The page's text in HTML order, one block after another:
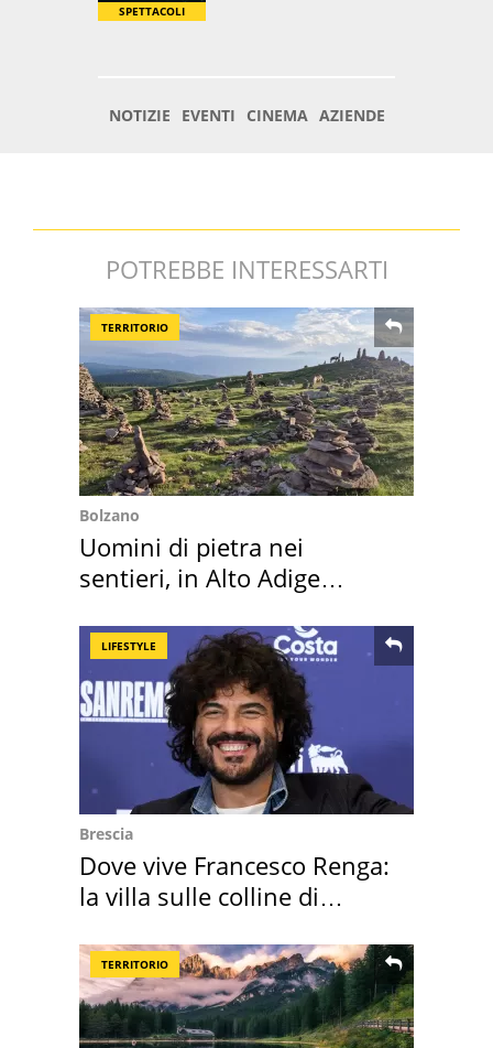
POTREBBE INTERESSARTI
TERRITORIO
Bolzano
Uomini di pietra nei
sentieri, in Alto Adige
LIFESTYLE
Brescia
Dove vive Francesco Renga:
la villa sulle colline di
TERRITORIO